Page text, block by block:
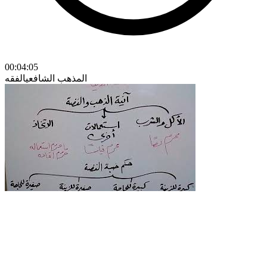
00:04:05
المذهب الشافعيالفقه